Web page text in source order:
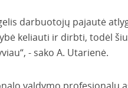
darbuotojų pajautė
keliauti ir dirbti, todėl
- sako A. Utarienė.